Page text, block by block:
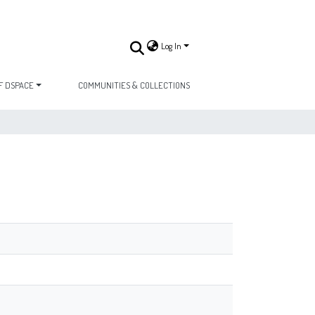
Log In
COMMUNITIES & COLLECTIONS
DSPACE